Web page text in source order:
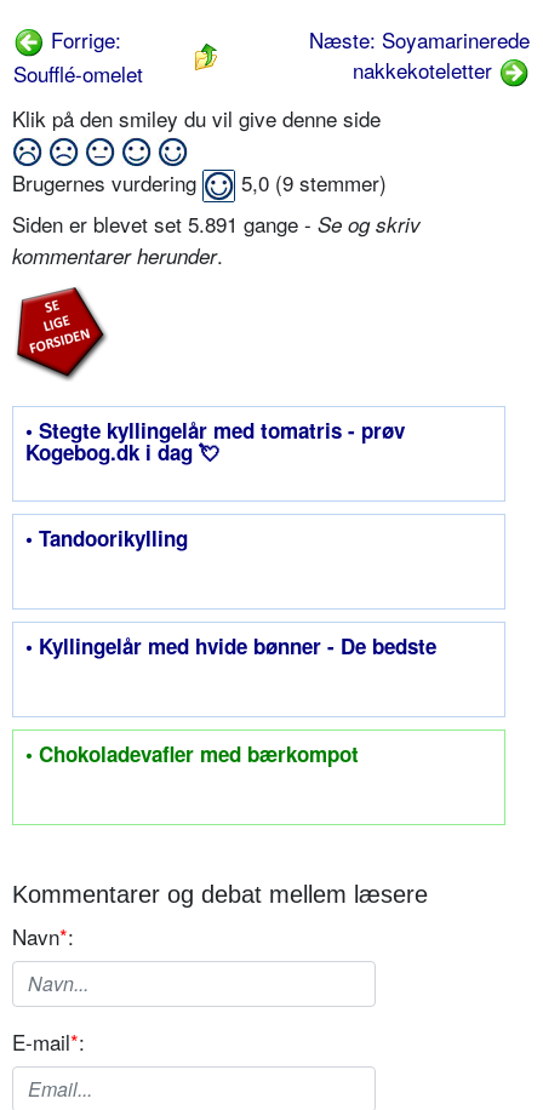
Forrige:
Soufflé-omelet
Næste: Soyamarinerede
nakkekoteletter
Klik på den smiley du vil give denne side
Brugernes vurdering 5,0 (9 stemmer)
Siden er blevet set 5.891 gange - Se og skriv
kommentarer herunder.
• Stegte kyllingelår med tomatris - prøv
Kogebog.dk i dag 💘
• Tandoorikylling
• Kyllingelår med hvide bønner - De bedste
• Chokoladevafler med bærkompot
Kommentarer og debat mellem læsere
Navn*:
E-mail*: